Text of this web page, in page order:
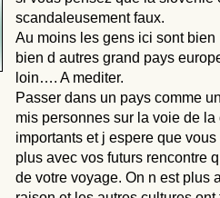
scandaleusement faux.
Au moins les gens ici sont
bien d autres grand pays
loin…. A mediter.
Passer dans un pays comme
mis personnes sur la voie de
importants et j espere que
plus avec vos futurs rencontre
de votre voyage. On n est plus